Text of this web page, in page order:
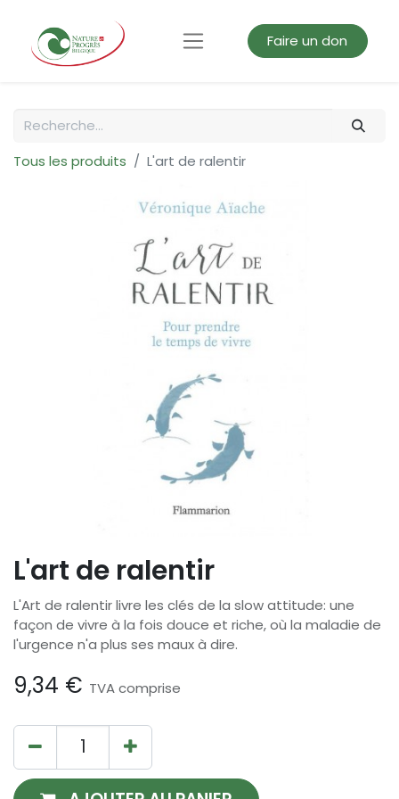
Faire un don
Tous les produits L'art de ralentir
L'art de ralentir
L'Art de ralentir livre les clés de la slow attitude: une
façon de vivre à la fois douce et riche, où la maladie de
l'urgence n'a plus ses maux à dire.
9,34 € TVA comprise